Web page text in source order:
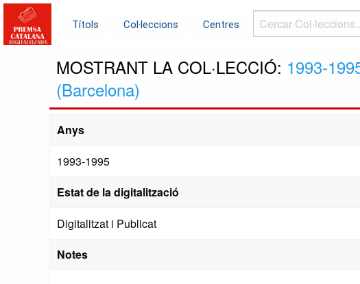
Títols Col·leccions Centres
Cercar
Col·leccions...
MOSTRANT LA COL·LECCIÓ: 1993-
(Barcelona)
Anys
1993-1995
Estat de la digitalització
Digitalitzat i Publicat
Notes